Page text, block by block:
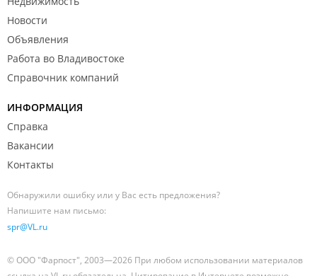
Новости
Объявления
Работа во Владивостоке
Справочник компаний
ИНФОРМАЦИЯ
Справка
Вакансии
Контакты
Обнаружили ошибку или у Вас есть предложения?
Напишите нам письмо:
spr@VL.ru
© ООО "Фарпост", 2003—2026 При любом использовании материалов